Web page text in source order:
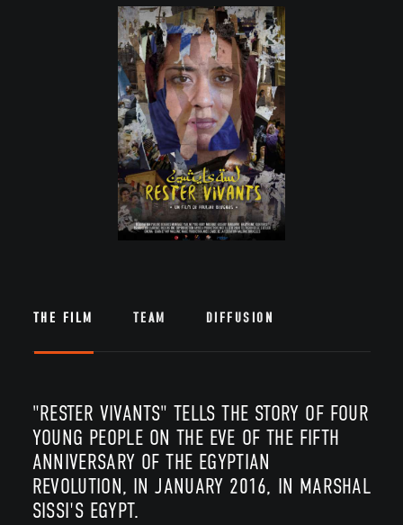
THE FILM TEAM DIFFUSION
"RESTER VIVANTS" TELLS THE STORY OF FOUR
YOUNG PEOPLE ON THE EVE OF THE FIFTH
ANNIVERSARY OF THE EGYPTIAN
REVOLUTION, IN JANUARY 2016, IN MARSHAL
SISSI'S EGYPT.